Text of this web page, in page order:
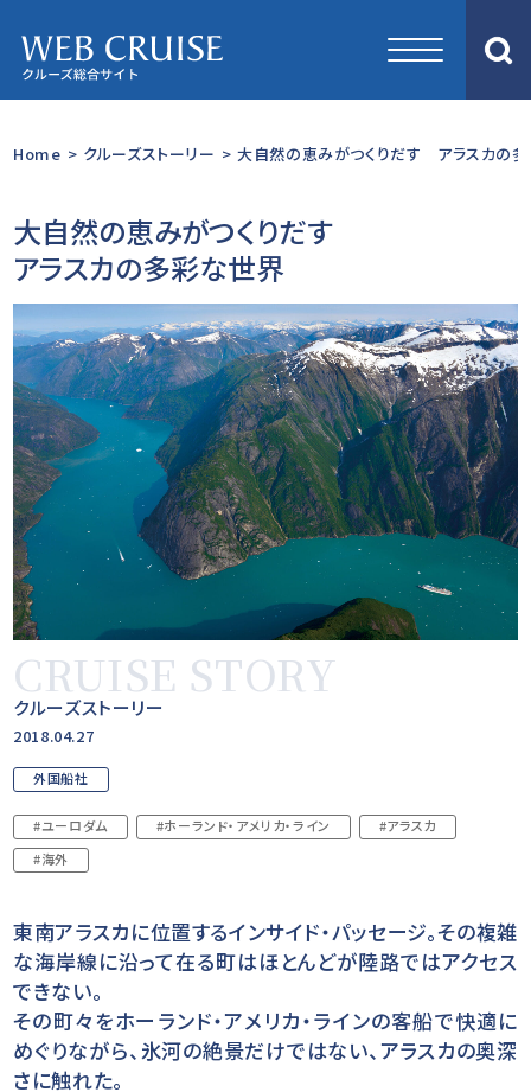
Home > クルーズストーリー > 大自然の恵みがつくりだす アラスカの
大自然の恵みがつくりだす
アラスカの多彩な世界
CRUISE STORY
クルーズストーリー
2018.04.27
外国船社
#ユーロダム #ホーランド・アメリカ・ライン
#アラスカ
#海外
東南アラスカに位置するインサイド・パッセージ。その複雑
な海岸線に沿って在る町はほとんどが陸路ではアクセス
できない。
その町々をホーランド・アメリカ・ラインの客船で快適に
めぐりながら、氷河の絶景だけではない、アラスカの奥深
さに触れた。